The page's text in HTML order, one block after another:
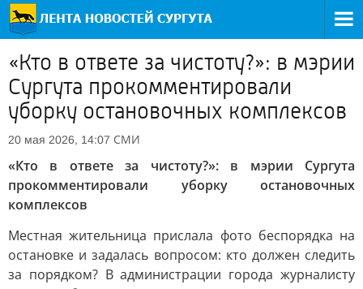
«Кто в ответе за чистоту?»: в мэрии
Сургута прокомментировали
уборку остановочных комплексов
20 мая 2026, 14:07 СМИ
«Кто в ответе за чистоту?»: в мэрии Сургута
прокомментировали уборку остановочных
комплексов
Местная жительница прислала фото беспорядка на
остановке и задалась вопросом: кто должен следить
за порядком? В администрации города журналисту